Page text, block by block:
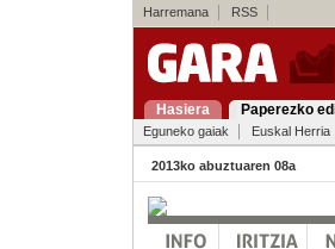
Harremana RSS
Hasiera Paperezko
Eguneko gaiak Euskal Herria
2013ko abuztuaren 08a